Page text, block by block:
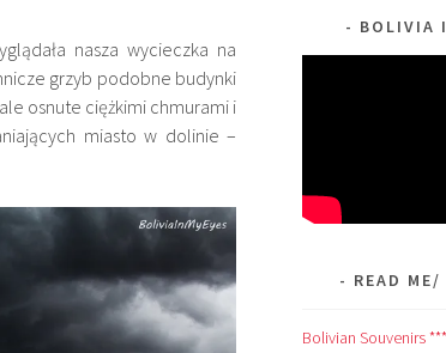
nasza wycieczka na
grzyb podobne budynki
osnute ciężkimi chmurami i
miasto w dolinie –
BOLIVIA
READ
Bolivian Souvenirs